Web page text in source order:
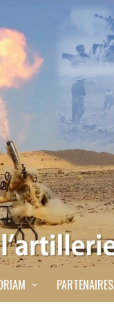
PARTENAIRES